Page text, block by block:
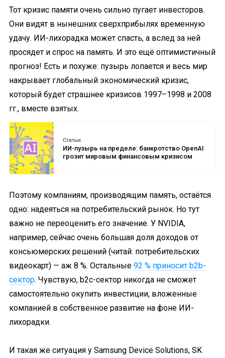
Тот кризис памяти очень сильно пугает инвесторов.
Они видят в нынешних сверхприбылях временную
удачу. ИИ-лихорадка может спасть, а вслед за ней
просядет и спрос на память. И это ещё оптимистичный
прогноз! Есть и похуже: пузырь лопается и весь мир
накрывает глобальный экономический кризис,
который будет страшнее кризисов 1997–1998 и 2008
гг., вместе взятых.
Статьи
ИИ-пузырь на пределе: банкротство OpenAI
грозит мировым финансовым кризисом
Поэтому компаниям, производящим память, остаётся
одно: надеяться на потребительский рынок. Но тут
важно не переоценить его значение. У NVIDIA,
например, сейчас очень большая доля доходов от
консьюмерских решений (читай: потребительских
видеокарт) — аж 8 %. Остальные 92 % приносит b2b-
сектор. Чувствую, b2c-сектор никогда не сможет
самостоятельно окупить инвестиции, вложенные
компанией в собственное развитие на фоне ИИ-
лихорадки.
И такая же ситуация у Samsung Device Solutions, SK